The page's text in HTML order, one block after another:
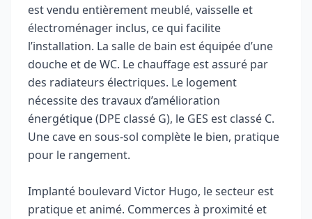
est vendu entièrement meublé, vaisselle et
électroménager inclus, ce qui facilite
l’installation. La salle de bain est équipée d’une
douche et de WC. Le chauffage est assuré par
des radiateurs électriques. Le logement
nécessite des travaux d’amélioration
énergétique (DPE classé G), le GES est classé C.
Une cave en sous‑sol complète le bien, pratique
pour le rangement.
Implanté boulevard Victor Hugo, le secteur est
pratique et animé. Commerces à proximité et